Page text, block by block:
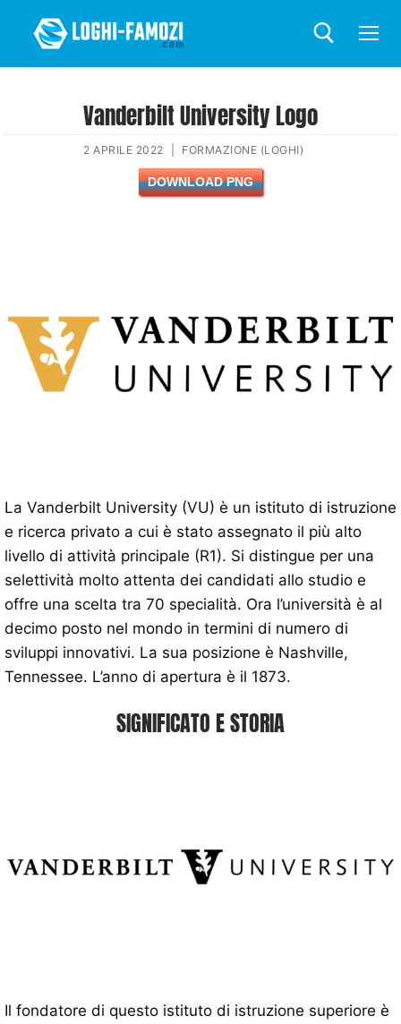
Vanderbilt University Logo
2 APRILE 2022 FORMAZIONE (LOGHI)
DOWNLOAD PNG
La Vanderbilt University (VU) è un istituto di istruzione
e ricerca privato a cui è stato assegnato il più alto
livello di attività principale (R1). Si distingue per una
selettività molto attenta dei candidati allo studio e
offre una scelta tra 70 specialità. Ora l’università è al
decimo posto nel mondo in termini di numero di
sviluppi innovativi. La sua posizione è Nashville,
Tennessee. L’anno di apertura è il 1873.
SIGNIFICATO E STORIA
Il fondatore di questo istituto di istruzione superiore è